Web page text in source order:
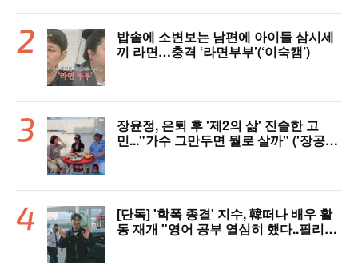
밥솥에 소변보는 남편에 아이들 삼시세
끼 라면…충격 ‘라면부부’(‘이숙캠’)
장윤정, 은퇴 후 '제2의 삶' 진솔한 고
민..."가수 그만두면 뭘로 살까" ('장공장
[단독] '학폭 종결' 지수, 韓떠나 배우 활
동 재개 "영어 공부 열심히 했다..필리핀